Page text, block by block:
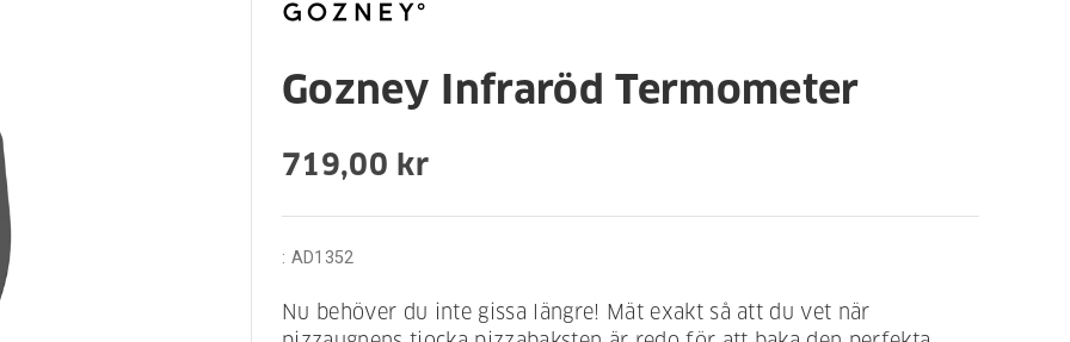
Gozney Infraröd Termometer
719,00 kr
: AD1352
Nu behöver du inte gissa längre! Mät exakt så att du vet när